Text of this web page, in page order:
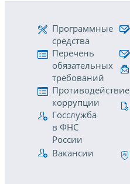
Программные
средства
Перечень
обязательных
требований
Противодействие
коррупции
Госслужба
в ФНС
России
Вакансии